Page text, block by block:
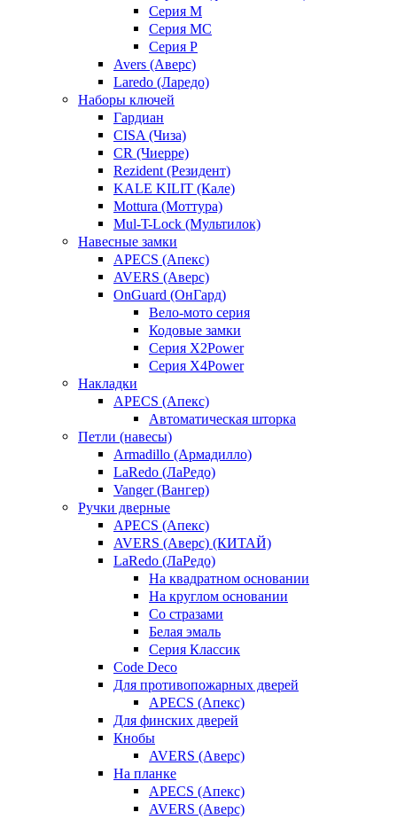
Серия M
Серия MC
Серия P
Avers (Аверс)
Laredo (Ларедо)
Наборы ключей
Гардиан
CISA (Чиза)
CR (Чиерре)
Rezident (Резидент)
KALE KILIT (Кале)
Mottura (Моттура)
Mul-T-Lock (Мультилок)
Навесные замки
APECS (Апекс)
AVERS (Аверс)
OnGuard (ОнГард)
Вело-мото серия
Кодовые замки
Серия X2Power
Серия X4Power
Накладки
APECS (Апекс)
Автоматическая шторка
Петли (навесы)
Armadillo (Армадилло)
LaRedo (ЛаРедо)
Vanger (Вангер)
Ручки дверные
APECS (Апекс)
AVERS (Аверс) (КИТАЙ)
LaRedo (ЛаРедо)
На квадратном основании
На круглом основании
Со стразами
Белая эмаль
Серия Классик
Code Deco
Для противопожарных дверей
APECS (Апекс)
Для финских дверей
Кнобы
AVERS (Аверс)
На планке
APECS (Апекс)
AVERS (Аверс)